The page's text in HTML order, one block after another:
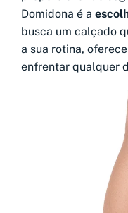
Domidona é a
busca um calçado
a sua rotina,
enfrentar qualquer